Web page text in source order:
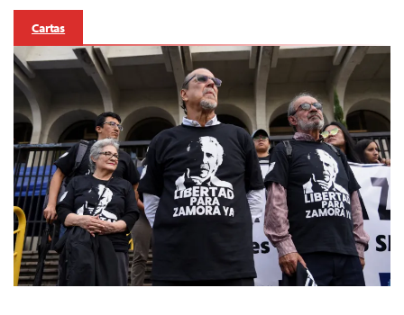
Cartas